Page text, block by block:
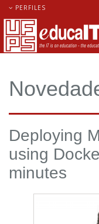
PERFILES
Deploying
using
minutes